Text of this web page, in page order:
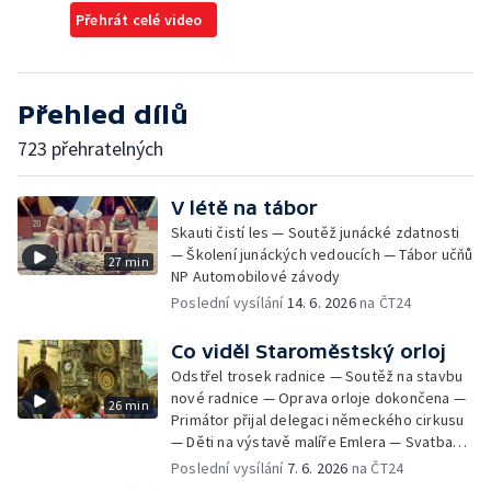
Přehrát celé video
Přehled dílů
723 přehratelných
27 min
V létě na tábor
Skauti čistí les — Soutěž junácké zdatnosti
— Školení junáckých vedoucích — Tábor učňů
NP Automobilové závody
Poslední vysílání14. 6. 2026na ČT24
26 min
Co viděl Staroměstský orloj
Odstřel trosek radnice — Soutěž na stavbu
nové radnice — Oprava orloje dokončena —
Primátor přijal delegaci německého cirkusu
— Děti na výstavě malíře Emlera — Svatba
Miloše Kopeckého — Prohlídka a oprava
Poslední vysílání 7. 6. 2026 na ČT24